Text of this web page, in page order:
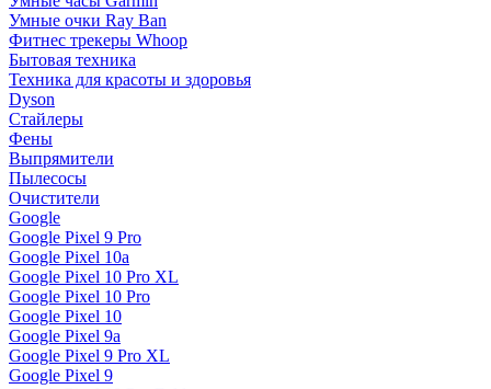
Умные очки Ray Ban
Фитнес трекеры Whoop
Бытовая техника
Техника для красоты и здоровья
Dyson
Стайлеры
Фены
Выпрямители
Пылесосы
Очистители
Google
Google Pixel 9 Pro
Google Pixel 10a
Google Pixel 10 Pro XL
Google Pixel 10 Pro
Google Pixel 10
Google Pixel 9a
Google Pixel 9 Pro XL
Google Pixel 9